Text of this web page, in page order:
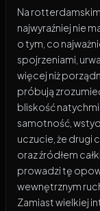
Na
najwyraźniej nie
o tym, co
spojrzeniami,
więcej niż
próbują
bliskość
samotność,
uczucie, że drugi
oraz źródłem
prowadzi tę
wewnętrznym
Zamiast wielkiej